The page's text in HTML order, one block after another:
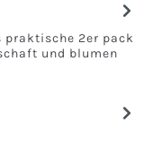
2er pack
und blumen